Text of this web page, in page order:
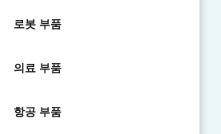
로봇 부품
의료 부품
항공 부품